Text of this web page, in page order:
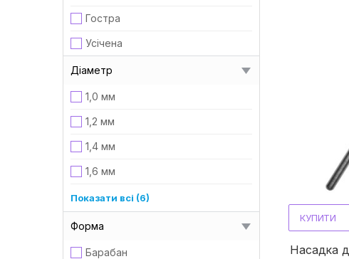
Гостра
Усічена
Діаметр
1,0 мм
1,2 мм
1,4 мм
1,6 мм
2,1 мм
2,5 мм
Показати всі (6)
Форма
Барабан
КУПИТИ
Насадка